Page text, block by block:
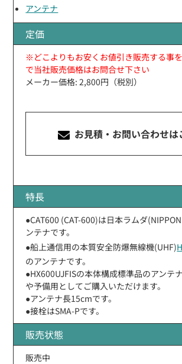
アンテナ
定価
※どこよりもお安くお値引き販売する事
で当社販売価格はお問合せ下さい
メーカー価格: 2,800円（税別）
お見積・お問い合わせは
特長
●CAT600 (CAT-600)は日本ラムダ
ンテナです。
●船上通信用の本質安全防爆無線機(UHF)
のアンテナです。
●HX600UJFISの本体構成標準品のアンテ
や予備用としてご購入いただけます。
●アンテナ長15cmです。
●接栓はSMA-Pです。
販売状態
販売中